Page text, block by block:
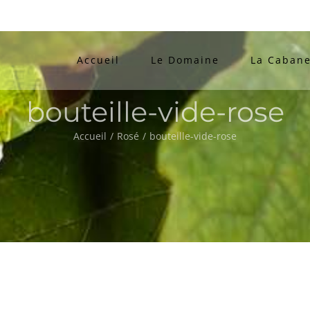
Accueil Le Domaine La
bouteille-vide-rose
Accueil / Rosé / bouteille-vide-rose